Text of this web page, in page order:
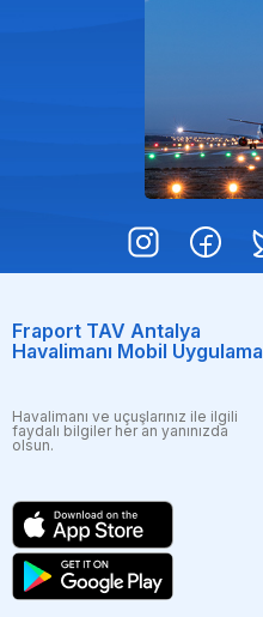
Fraport TAV Antalya
Havalimanı Mobil Uygulama
Havalimanı ve uçuşlarınız ile ilgili
faydalı bilgiler her an yanınızda
olsun.